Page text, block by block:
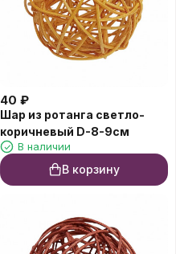
40 ₽
Шар из ротанга светло-
коричневый D-8-9см
В наличии
В корзину